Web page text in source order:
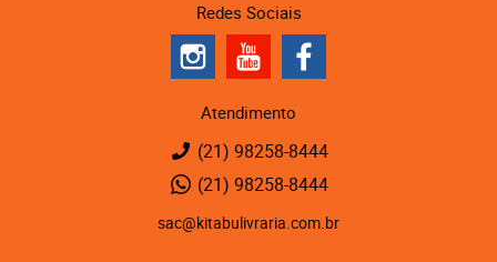
Redes Sociais
Atendimento
(21) 98258-8444
(21) 98258-8444
sac@kitabulivraria.com.br